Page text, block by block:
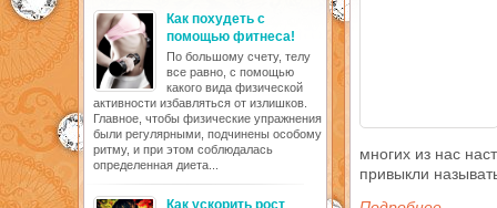
Как похудеть с
помощью фитнеса!
По большому счету, телу
все равно, с помощью
какого вида физической
активности избавляться от излишков.
Главное, чтобы физические упражнения
были регулярными, подчинены особому
ритму, и при этом соблюдалась
определенная диета...
Как ускорить рост
многих из нас
привыкли